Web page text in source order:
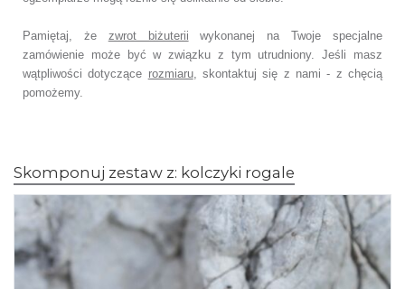
Pamiętaj, że zwrot biżuterii wykonanej na Twoje specjalne
zamówienie może być w związku z tym utrudniony. Jeśli masz
wątpliwości dotyczące rozmiaru, skontaktuj się z nami - z chęcią
pomożemy.
Skomponuj zestaw z: kolczyki rogale